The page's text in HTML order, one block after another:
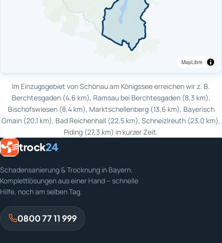
MapLibre
Im Einzugsgebiet von Schönau am Königssee erreichen wir z. B.
Berchtesgaden (4,6 km), Ramsau bei Berchtesgaden (8,3 km),
Bischofswiesen (8,4 km), Marktschellenberg (13,6 km), Bayerisch
Gmain (20,1 km), Bad Reichenhall (22,5 km), Schneizlreuth (23,0 km),
Piding (27,3 km) in kurzer Zeit.
trock24
Schadensanierung & Trocknung in Bayern.
Komplettlösungen aus einer Hand – schnelle
Hilfe, noch am selben Tag.
0800 77 11 999